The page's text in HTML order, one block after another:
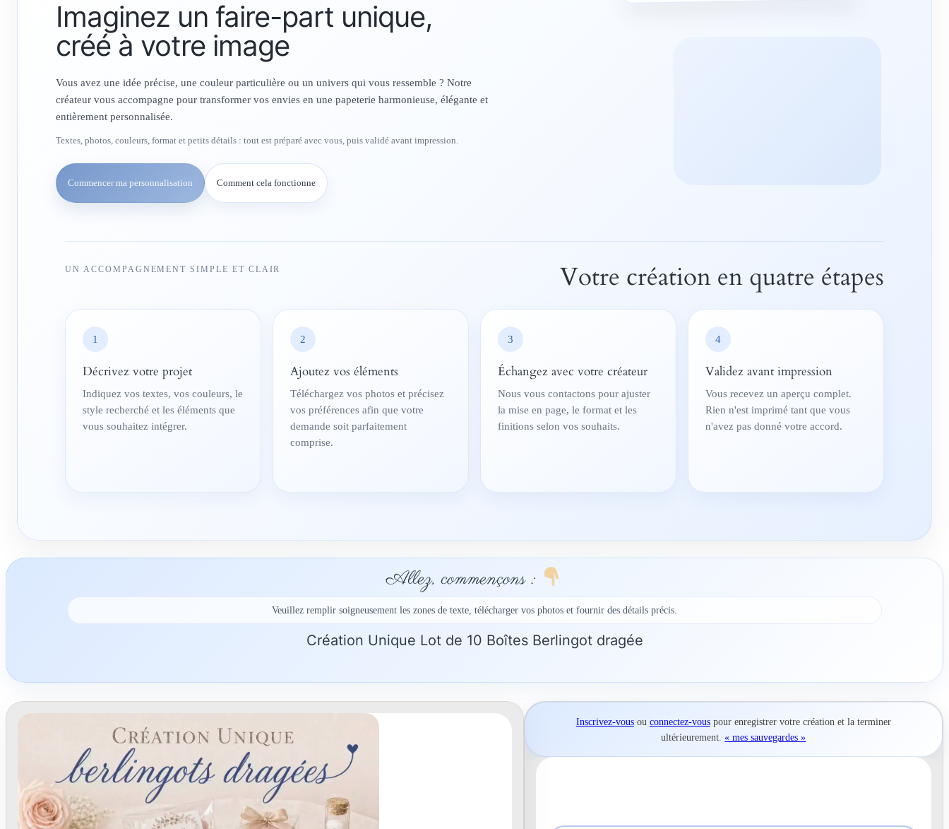
Imaginez un faire-part unique,
créé à votre image
Vous avez une idée précise, une couleur particulière ou un univers qui vous ressemble ? Notre
créateur vous accompagne pour transformer vos envies en une papeterie harmonieuse, élégante et
entièrement personnalisée.
Textes, photos, couleurs, format et petits détails : tout est préparé avec vous, puis validé avant impression.
Commencer ma personnalisation Comment cela fonctionne
UN ACCOMPAGNEMENT SIMPLE ET CLAIR Votre création en quatre étapes
1
Décrivez votre projet
Indiquez vos textes, vos couleurs, le
style recherché et les éléments que
vous souhaitez intégrer.
2
Ajoutez vos éléments
Téléchargez vos photos et précisez
vos préférences afin que votre
demande soit parfaitement
comprise.
3
Échangez avec votre créateur
Nous vous contactons pour ajuster
la mise en page, le format et les
finitions selon vos souhaits.
4
Validez avant impression
Vous recevez un aperçu complet.
Rien n'est imprimé tant que vous
n'avez pas donné votre accord.
Allez, commençons :
Veuillez remplir soigneusement les zones de texte, télécharger vos photos et fournir des détails précis.
Création Unique Lot de 10 Boîtes Berlingot dragée
Inscrivez-vousou connectez-vouspour enregistrer votre créationet la terminer
ultérieurement.« mes sauvegardes »